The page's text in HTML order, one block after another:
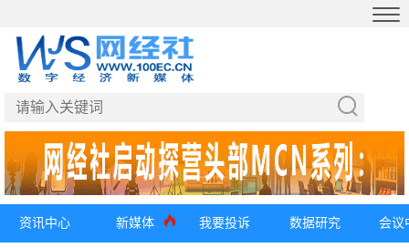
资讯中心 新媒体 我要投诉 数据研究 会议